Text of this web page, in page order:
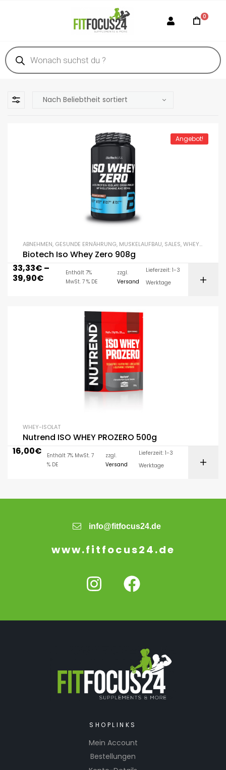
0
Angebot!
ABNEHMEN, GESUNDE ERNÄHRUNG, MUSKELAUFBAU, SALES,WHEY-ISOLAT
Biotech Iso Whey Zero 908g
33,33€ –
39,90€
Enthält 7%
MwSt. 7 % DE
zzgl.
Versand
Lieferzeit: 1-3
Werktage
WHEY-ISOLAT
Nutrend ISO WHEY PROZERO 500g
16,00€
Enthält 7% MwSt. 7
% DE
zzgl.
Versand
Lieferzeit: 1-3
Werktage
info@fitfocus24.de
www.fitfocus24.de
SHOPLINKS
Mein Account
Bestellungen